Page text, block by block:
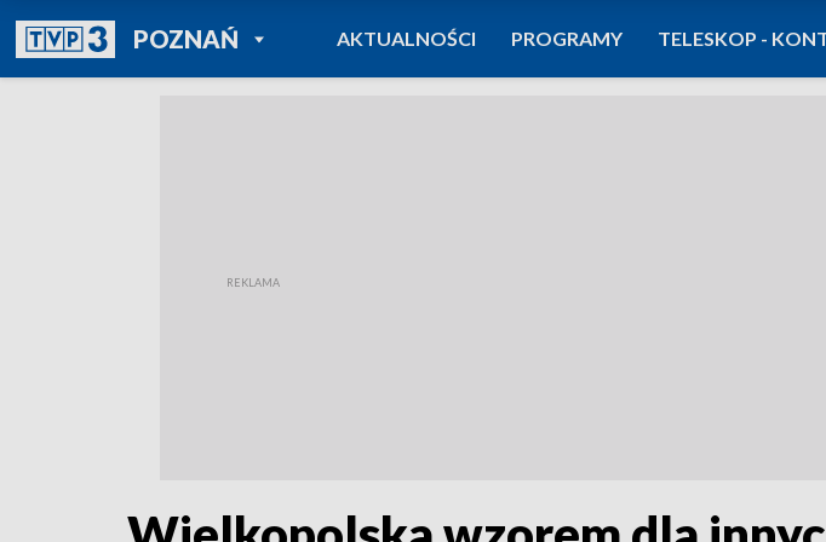
POZNAŃPOWRÓT DO
TVP REGIONY
AKTUALNOŚCI PROGRAMY TELESKOP -